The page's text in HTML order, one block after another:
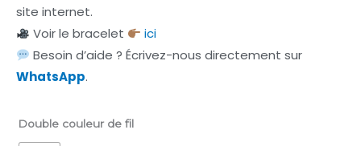
site internet.
Voir le bracelet
ici
Besoin d’aide ? Écrivez-nous directement sur
WhatsApp.
Double couleur de fil